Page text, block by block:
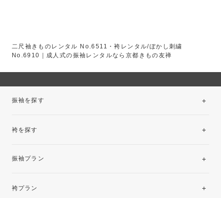
二尺袖きものレンタル No.6511・袴レンタル/ぼかし刺繍
No.6910｜成人式の振袖レンタルなら京都きもの友禅
振袖を探す
袴を探す
振袖プラン
レンタルプラン
袴プラン